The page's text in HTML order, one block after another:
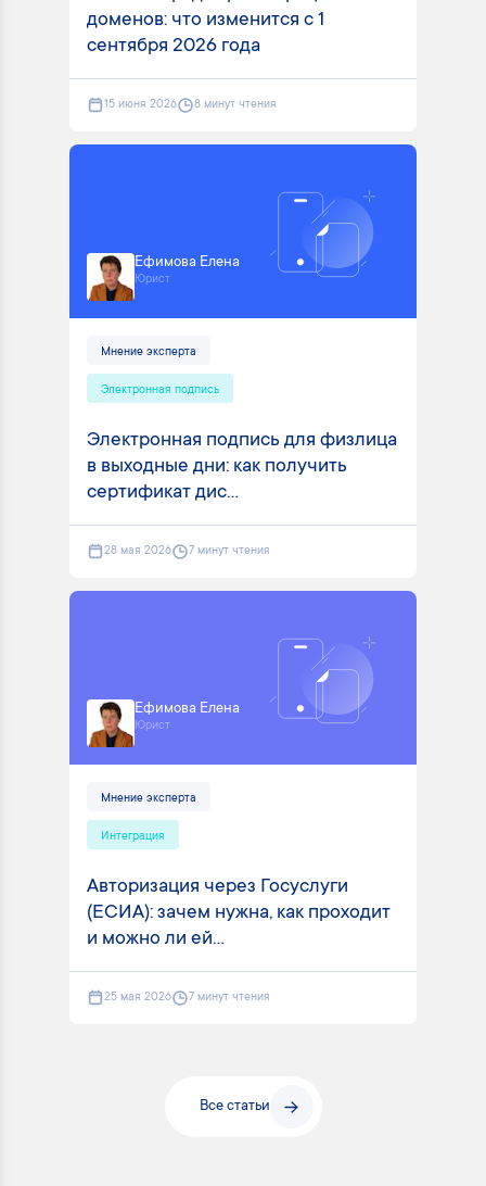
доменов: что изменится с 1
сентября 2026 года
15 июня 2026 8 минут чтения
Ефимова Елена
Юрист
Мнение эксперта
Электронная подпись
Электронная подпись для физлица
в выходные дни: как получить
сертификат дис...
28 мая 2026 7 минут чтения
Ефимова Елена
Юрист
Мнение эксперта
Интеграция
Авторизация через Госуслуги
(ЕСИА): зачем нужна, как проходит
и можно ли ей...
25 мая 2026 7 минут чтения
Все статьи